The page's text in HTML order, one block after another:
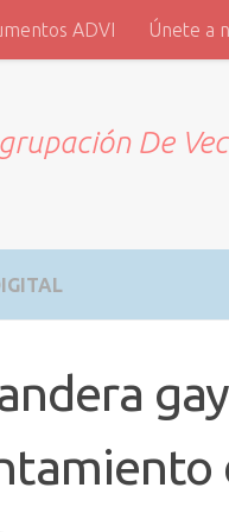
ADVI Únete a
De